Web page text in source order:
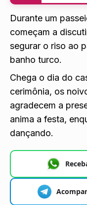
Durante um
começam a
segurar o riso ao
banho turco.
Chega o dia do
cerimônia, os
agradecem a
anima a festa,
dançando.